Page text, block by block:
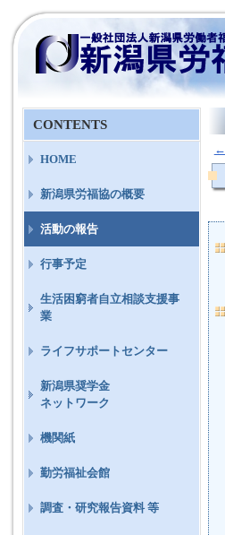
←
CONTENTS
HOME
新潟県労福協の概要
活動の報告
行事予定
生活困窮者自立相談支援事
業
ライフサポートセンター
新潟県奨学金
ネットワーク
機関紙
勤労福祉会館
調査・研究報告資料 等